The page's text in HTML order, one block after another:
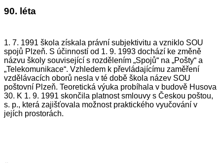
90. léta
1. 7. 1991 škola získala právní subjektivitu a vzniklo SOU
spojů Plzeň. S účinností od 1. 9. 1993 dochází ke změně
názvu školy související s rozdělením „Spojů“ na „Pošty“ a
„Telekomunikace“. Vzhledem k převládajícímu zaměření
vzdělávacích oborů nesla v té době škola název SOU
poštovní Plzeň. Teoretická výuka probíhala v budově Husova
30. K 1. 9. 1991 skončila platnost smlouvy s Českou poštou,
s. p., která zajišťovala možnost praktického vyučování v
jejích prostorách.